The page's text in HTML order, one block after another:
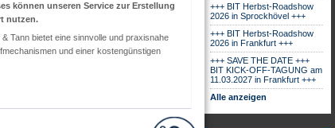
+++ BIT Herbst-Roadshow
2026 in Sprockhövel +++
+++ BIT Herbst-Roadshow
2026 in Frankfurt +++
+++ SAVE THE DATE +++
BIT KICK-OFF-TAGUNG am
11.03.2027 in Frankfurt +++
Alle anzeigen
können unseren Service zur Erstellung
nutzen.
Tann bietet eine sinnvolle und praxisnahe
und einer kostengünstigen